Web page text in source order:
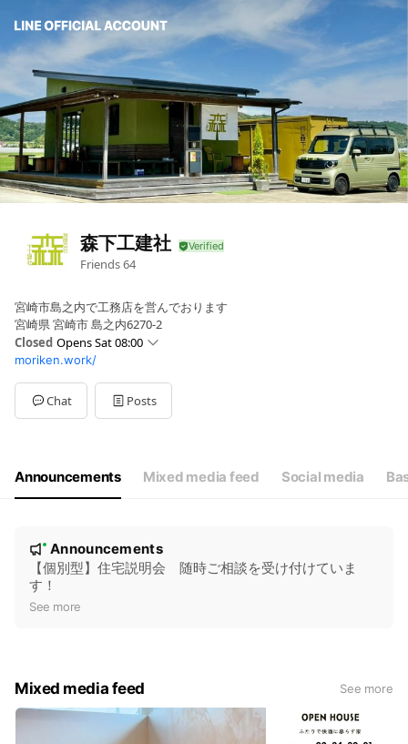
森下工建社
Friends64
宮崎市島之内で工務店を営んでおります
宮崎県 宮崎市 島之内6270-2
Closed Opens Sat 08:00
Sun08:00 - 18:00
Mon08:00 - 18:00
Tue08:00 - 18:00
Wed08:00 - 18:00
※土曜、日曜は不定休です。年末年始・お盆休み
moriken.work/
Chat Posts
Announcements Mixed media feed Social media
New
Announcements
【個別型】住宅説明会 随時ご相談を受け付けていま
す！
See more
Mixed media feed See more